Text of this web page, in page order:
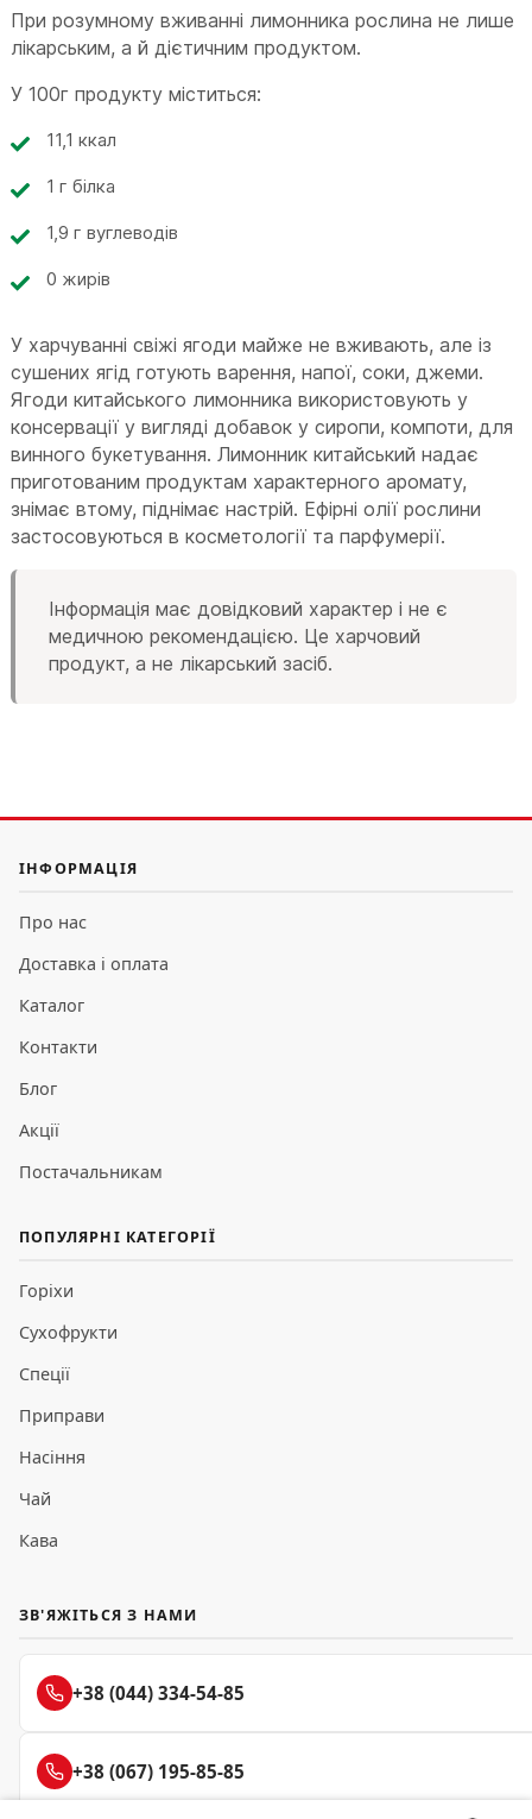
При розумному вживанні лимонника рослина не лише
лікарським, а й дієтичним продуктом.
У 100г продукту міститься:
11,1 ккал
1 г білка
1,9 г вуглеводів
0 жирів
У харчуванні свіжі ягоди майже не вживають, але із
сушених ягід готують варення, напої, соки, джеми.
Ягоди китайського лимонника використовують у
консервації у вигляді добавок у сиропи, компоти, для
винного букетування. Лимонник китайський надає
приготованим продуктам характерного аромату,
знімає втому, піднімає настрій. Ефірні олії рослини
застосовуються в косметології та парфумерії.
Інформація має довідковий характер і не є
медичною рекомендацією. Це харчовий
продукт, а не лікарський засіб.
ІНФОРМАЦІЯ
Про нас
Доставка і оплата
Каталог
Контакти
Блог
Акції
Постачальникам
ПОПУЛЯРНІ КАТЕГОРІЇ
Горіхи
Сухофрукти
Спеції
Приправи
Насіння
Чай
Кава
ЗВ'ЯЖІТЬСЯ З НАМИ
+38 (044) 334-54-85
+38 (067) 195-85-85